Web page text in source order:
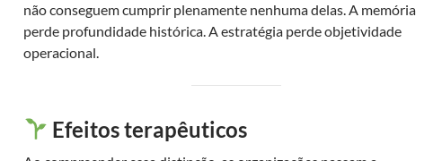
não conseguem cumprir plenamente nenhuma delas. A memória
perde profundidade histórica. A estratégia perde objetividade
operacional.
Efeitos terapêuticos